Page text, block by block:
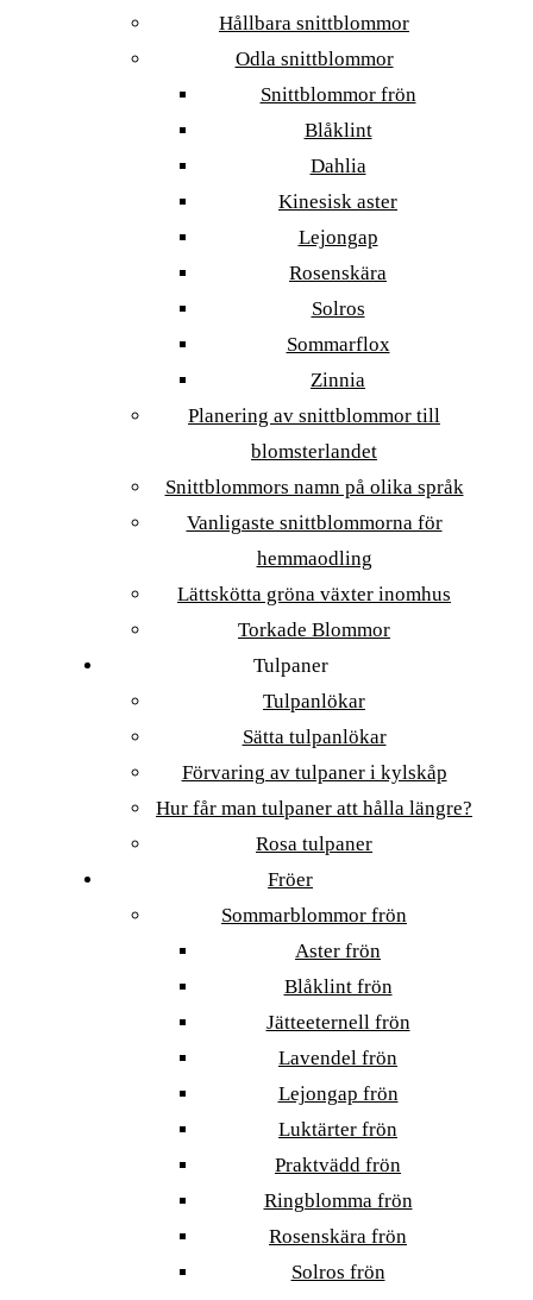
Hållbara snittblommor
Odla snittblommor
Snittblommor frön
Blåklint
Dahlia
Kinesisk aster
Lejongap
Rosenskära
Solros
Sommarflox
Zinnia
Planering av snittblommor till
blomsterlandet
Snittblommors namn på olika språk
Vanligaste snittblommorna för
hemmaodling
Lättskötta gröna växter inomhus
Torkade Blommor
Tulpaner
Tulpanlökar
Sätta tulpanlökar
Förvaring av tulpaner i kylskåp
Hur får man tulpaner att hålla längre?
Rosa tulpaner
Fröer
Sommarblommor frön
Aster frön
Blåklint frön
Jätteeternell frön
Lavendel frön
Lejongap frön
Luktärter frön
Praktvädd frön
Ringblomma frön
Rosenskära frön
Solros frön